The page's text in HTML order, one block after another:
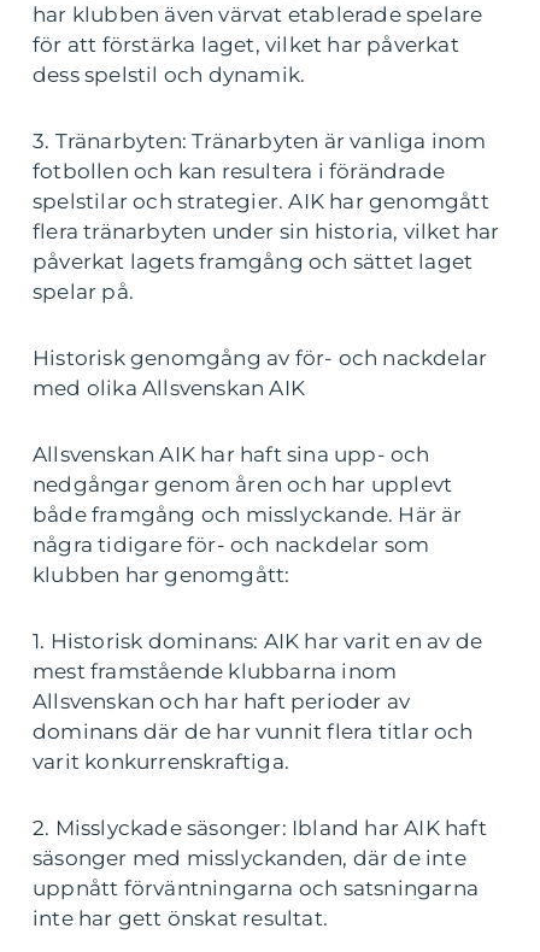
har klubben även värvat etablerade spelare
för att förstärka laget, vilket har påverkat
dess spelstil och dynamik.
3. Tränarbyten: Tränarbyten är vanliga inom
fotbollen och kan resultera i förändrade
spelstilar och strategier. AIK har genomgått
flera tränarbyten under sin historia, vilket har
påverkat lagets framgång och sättet laget
spelar på.
Historisk genomgång av för- och nackdelar
med olika Allsvenskan AIK
Allsvenskan AIK har haft sina upp- och
nedgångar genom åren och har upplevt
både framgång och misslyckande. Här är
några tidigare för- och nackdelar som
klubben har genomgått:
1. Historisk dominans: AIK har varit en av de
mest framstående klubbarna inom
Allsvenskan och har haft perioder av
dominans där de har vunnit flera titlar och
varit konkurrenskraftiga.
2. Misslyckade säsonger: Ibland har AIK haft
säsonger med misslyckanden, där de inte
uppnått förväntningarna och satsningarna
inte har gett önskat resultat.